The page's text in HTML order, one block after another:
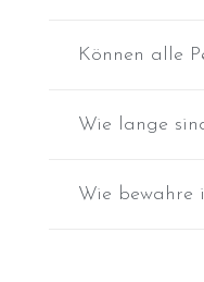
Können alle
Wie lange
Wie bewahre